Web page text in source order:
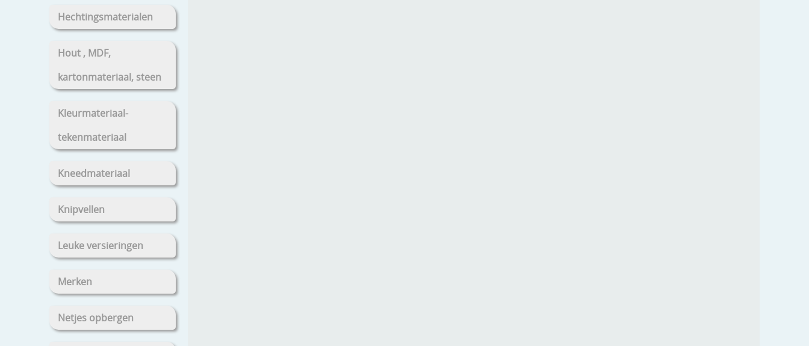
Hechtingsmaterialen
Hout , MDF,
kartonmateriaal, steen
Kleurmateriaal-
tekenmateriaal
Kneedmateriaal
Knipvellen
Leuke versieringen
Merken
Netjes opbergen